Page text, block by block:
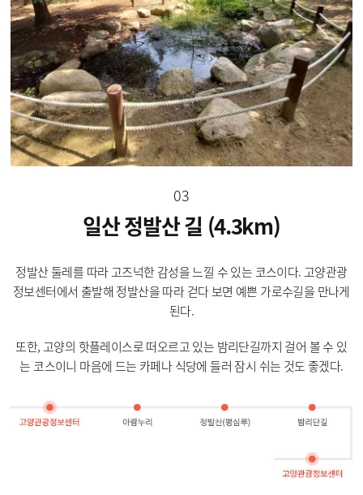
03
일산 정발산 길 (4.3km)
정발산 둘레를 따라 고즈넉한 감성을 느낄 수 있는 코스이다. 고양관광
정보센터에서 출발해 정발산을 따라 걷다 보면 예쁜 가로수길을 만나게
된다.
또한, 고양의 핫플레이스로 떠오르고 있는 밤리단길까지 걸어 볼 수 있
는 코스이니 마음에 드는 카페나 식당에 들러 잠시 쉬는 것도 좋겠다.